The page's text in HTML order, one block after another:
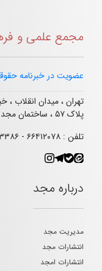
مجمع علمی و
عضویت در خبرنامه
تهران ، میدان انقلاب ،
پلاک ۵۷ ، ساختمان مجد
تلفن : ۶۶۴۱۲۰۷۸ - ۶۶۹۶۳۳۸۶ - ۰۲۱۶۶۴۹۵۰۳۴
درباره مجد
مدیریت مجد
انتشارات مجد
انتشارات امجد